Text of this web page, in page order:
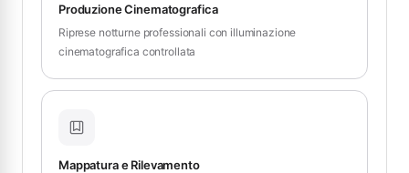
Produzione Cinematografica
Riprese notturne professionali con illuminazione
cinematografica controllata
Mappatura e Rilevamento